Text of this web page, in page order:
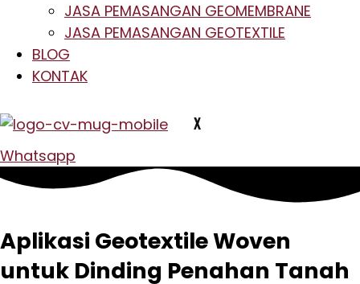
JASA PEMASANGAN GEOMEMBRANE
JASA PEMASANGAN GEOTEXTILE
BLOG
KONTAK
X
Whatsapp
Aplikasi Geotextile Woven
untuk Dinding Penahan Tanah